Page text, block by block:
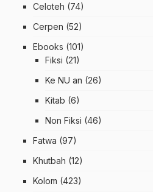
Celoteh (74)
Cerpen (52)
Ebooks (101)
Fiksi (21)
Ke NU an (26)
Kitab (6)
Non Fiksi (46)
Fatwa (97)
Khutbah (12)
Kolom (423)